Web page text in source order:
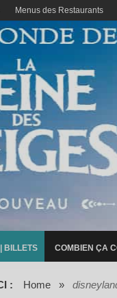
Menus des Restaurants
BILLETS COMBIEN ÇA
: Home »